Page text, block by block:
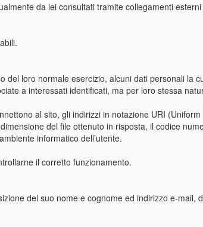
da lei consultati tramite collegamenti
loro normale esercizio, alcuni dati personali la
a interessati identificati, ma per loro stessa
al sito, gli indirizzi in notazione URI
del file ottenuto in risposta, il codice
informatico dell’utente.
il corretto funzionamento.
del suo nome e cognome ed indirizzo e-mail,